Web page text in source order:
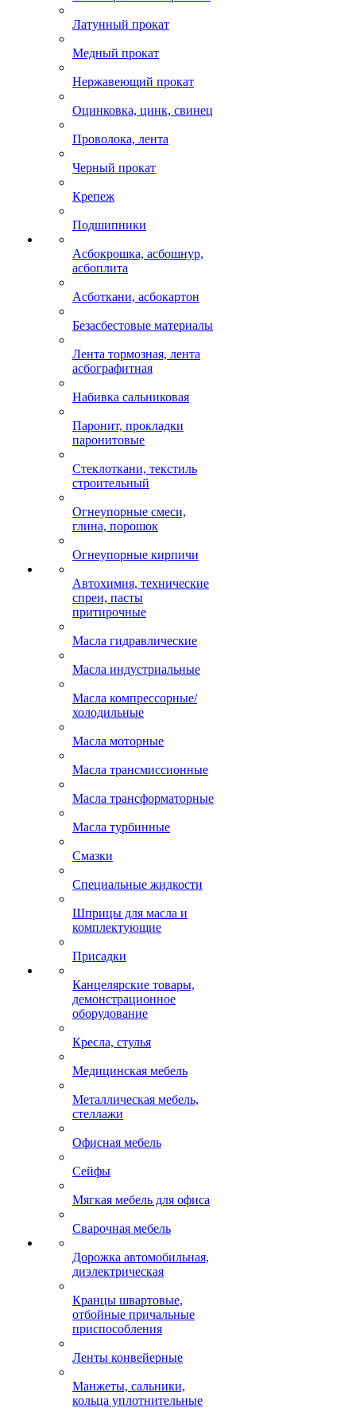
Латунный прокат
Медный прокат
Нержавеющий прокат
Оцинковка, цинк, свинец
Проволока, лента
Черный прокат
Крепеж
Подшипники
Асбокрошка, асбошнур,
асбоплита
Асботкани, асбокартон
Безасбестовые материалы
Лента тормозная, лента
асбографитная
Набивка сальниковая
Паронит, прокладки
паронитовые
Стеклоткани, текстиль
строительный
Огнеупорные смеси,
глина, порошок
Огнеупорные кирпичи
Автохимия, технические
спреи, пасты
притирочные
Масла гидравлические
Масла индустриальные
Масла компрессорные/
холодильные
Масла моторные
Масла трансмиссионные
Масла трансформаторные
Масла турбинные
Смазки
Специальные жидкости
Шприцы для масла и
комплектующие
Присадки
Канцелярские товары,
демонстрационное
оборудование
Кресла, стулья
Медицинская мебель
Металлическая мебель,
стеллажи
Офисная мебель
Сейфы
Мягкая мебель для офиса
Сварочная мебель
Дорожка автомобильная,
диэлектрическая
Кранцы швартовые,
отбойные причальные
приспособления
Ленты конвейерные
Манжеты, сальники,
кольца уплотнительные